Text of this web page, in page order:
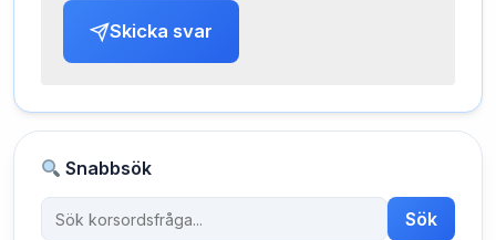
Skicka svar
Snabbsök
Sök